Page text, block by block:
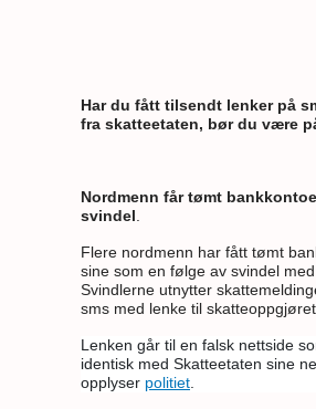
Har du fått tilsendt lenker på
fra skatteetaten, bør du være
Nordmenn får tømt
svindel
Flere nordmenn har fått tømt
sine som en følge av svindel med
Svindlerne utnytter
sms med lenke til skatteoppgjøret.
Lenken går til en falsk nettside
identisk med Skatteetaten sine
opplyser politiet